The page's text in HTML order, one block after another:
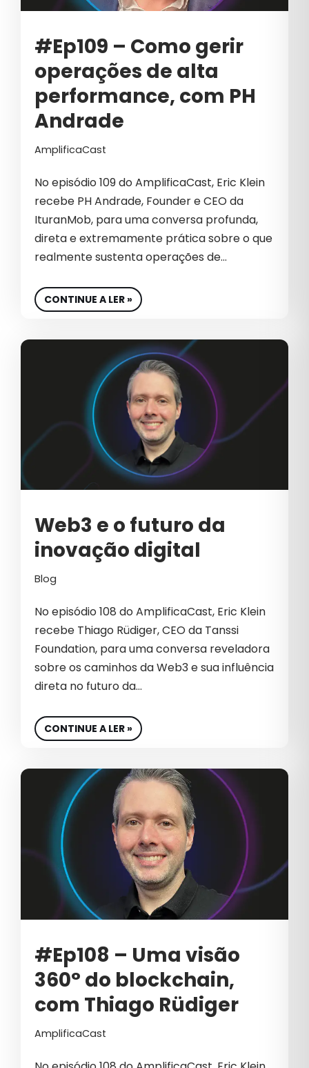
VENDAS CONSULTIVAS
VENDAS CONSULTIVAS B2B
VENDER
VENDER B2B
#Ep109 – Como gerir
operações de alta
performance, com PH
Andrade
AmplificaCast
No episódio 109 do AmplificaCast, Eric Klein
recebe PH Andrade, Founder e CEO da
IturanMob, para uma conversa profunda,
direta e extremamente prática sobre o que
realmente sustenta operações de…
CONTINUE A LER »
Web3 e o futuro da
inovação digital
Blog
No episódio 108 do AmplificaCast, Eric Klein
recebe Thiago Rüdiger, CEO da Tanssi
Foundation, para uma conversa reveladora
sobre os caminhos da Web3 e sua influência
direta no futuro da…
CONTINUE A LER »
#Ep108 – Uma visão
360° do blockchain,
com Thiago Rüdiger
AmplificaCast